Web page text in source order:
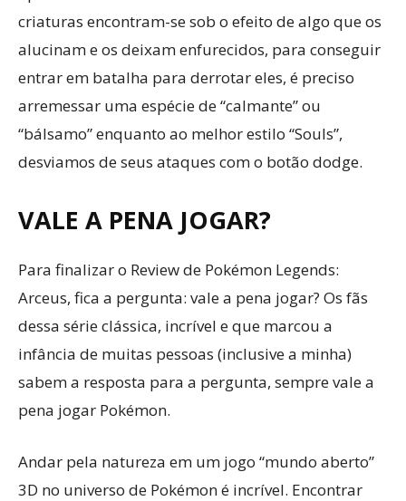
criaturas encontram-se sob o efeito de algo que os
alucinam e os deixam enfurecidos, para conseguir
entrar em batalha para derrotar eles, é preciso
arremessar uma espécie de “calmante” ou
“bálsamo” enquanto ao melhor estilo “Souls”,
desviamos de seus ataques com o botão dodge.
VALE A PENA JOGAR?
Para finalizar o Review de Pokémon Legends:
Arceus, fica a pergunta: vale a pena jogar? Os fãs
dessa série clássica, incrível e que marcou a
infância de muitas pessoas (inclusive a minha)
sabem a resposta para a pergunta, sempre vale a
pena jogar Pokémon.
Andar pela natureza em um jogo “mundo aberto”
3D no universo de Pokémon é incrível. Encontrar